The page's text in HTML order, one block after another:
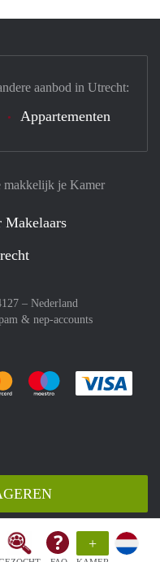
+
makkelijk je Kamer
Makelaars
– Nederland
& nep-accounts
gemakkelijk af met Paypal
Je rekent gemakkelijk af met
Je rekent
aanbod in Utrecht:
Appartementen